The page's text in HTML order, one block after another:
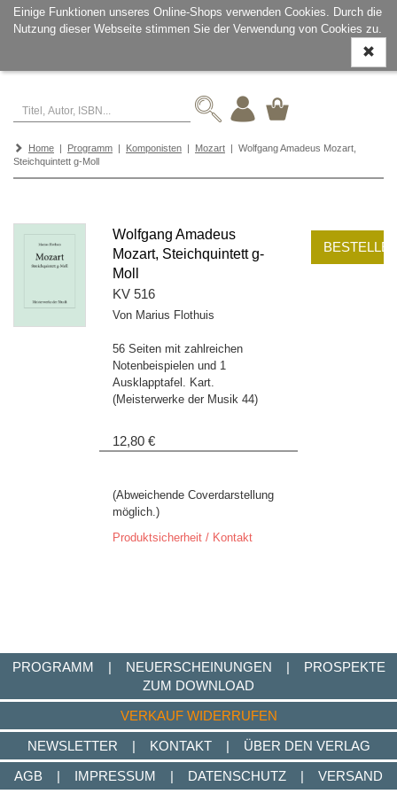
Einige Funktionen unseres Online-Shops verwenden Cookies. Durch die
Nutzung dieser Webseite stimmen Sie der Verwendung von Cookies zu.
ein-/
Home | Programm | Komponisten | Mozart | Wolfgang Amadeus Mozart,
Steichquintett g-Moll
Wolfgang Amadeus
Mozart, Steichquintett g-
Moll
KV 516
Von Marius Flothuis
56 Seiten mit zahlreichen
Notenbeispielen und 1
Ausklapptafel. Kart.
(Meisterwerke der Musik 44)
12,80 €
(Abweichende Coverdarstellung
möglich.)
Produktsicherheit / Kontakt
PROGRAMM | NEUERSCHEINUNGEN |
PROSPEKTE
ZUM DOWNLOAD
VERKAUF WIDERRUFEN
NEWSLETTER
| KONTAKT |
ÜBER DEN VERLAG
AGB
| IMPRESSUM | DATENSCHUTZ | VERSAND